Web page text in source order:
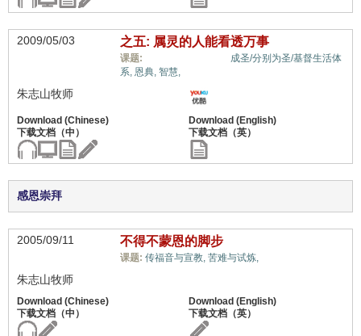
2009/05/03 之五: 属灵的人能看透万事
课题:
成圣/分别为圣/基督生活体
系, 恩典, 智慧,
朱志山牧师
感恩崇拜
2005/09/11 不得不蒙恩的脚步
课题: 传福音与宣教, 苦难与试炼,
朱志山牧师